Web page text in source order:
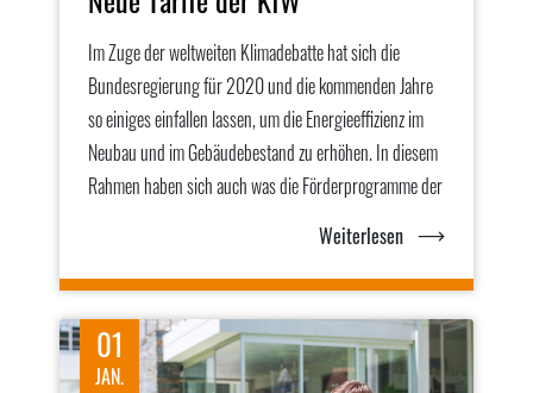
Im Zuge der weltweiten Klimadebatte hat sich die
Bundesregierung für 2020 und die kommenden Jahre
so einiges einfallen lassen, um die Energieeffizienz im
Neubau und im Gebäudebestand zu erhöhen. In diesem
Rahmen haben sich auch was die Förderprogramme der
Weiterlesen
01
JAN.